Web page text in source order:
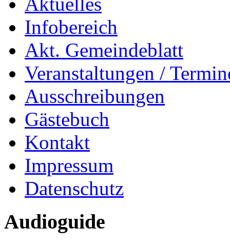
Infobereich
Akt. Gemeindeblatt
Veranstaltungen /
Ausschreibungen
Gästebuch
Kontakt
Impressum
Datenschutz
Audioguide